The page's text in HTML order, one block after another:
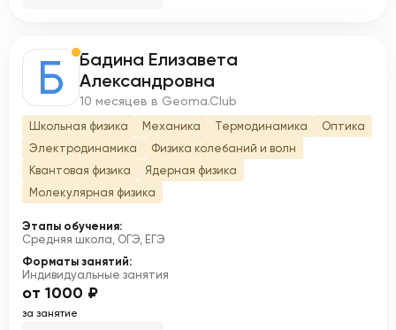
Б
Бадина Елизавета
Александровна
10 месяцев в Geoma.Club
Школьная физика Механика Термодинамика
Оптика
Электродинамика
Физика колебаний и волн
Квантовая физика
Ядерная физика
Молекулярная физика
Этапы обучения:
Средняя школа, ОГЭ, ЕГЭ
Форматы занятий:
Индивидуальные занятия
от 1000 ₽
за занятие